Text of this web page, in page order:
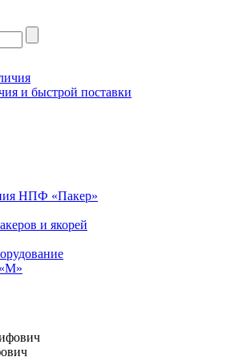
и быстрой поставки
НПФ «Пакер»
и якорей